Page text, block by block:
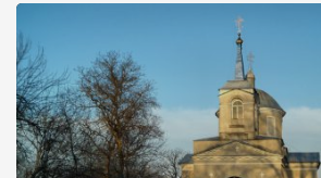
старовинний цвинтар із кам’яними
збереглися, написані кирилицею,
мовою. За всіма традиційними ознаками –
український. Хрести датуються 19
роках Болган […]